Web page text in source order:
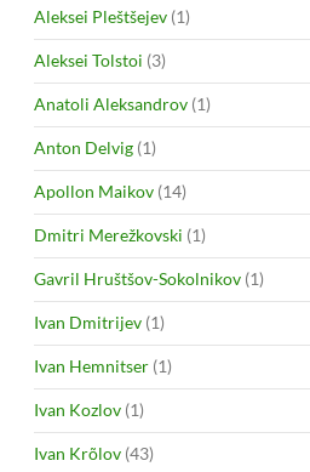
Aleksei Pleštšejev (1)
Aleksei Tolstoi (3)
Anatoli Aleksandrov (1)
Anton Delvig (1)
Apollon Maikov (14)
Dmitri Merežkovski (1)
Gavril Hruštšov-Sokolnikov (1)
Ivan Dmitrijev (1)
Ivan Hemnitser (1)
Ivan Kozlov (1)
Ivan Krõlov (43)